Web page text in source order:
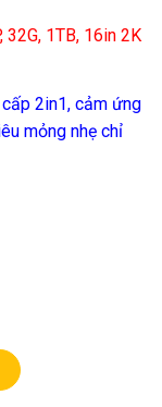
32G, 1TB, 16in 2K
2in1, cảm ứng
mỏng nhẹ chỉ
cores – 16